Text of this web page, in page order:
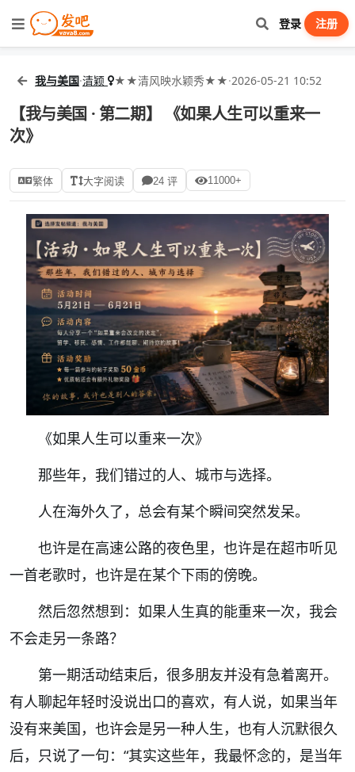
登录 注册
我与美国·清颖 ★★清风映水颖秀★★·2026-05-21 10:52
【我与美国 · 第二期】 《如果人生可以重来一
次》
繁体 大字阅读 24 评 11000+
《如果人生可以重来一次》
那些年，我们错过的人、城市与选择。
人在海外久了，总会有某个瞬间突然发呆。
也许是在高速公路的夜色里，也许是在超市听见
一首老歌时，也许是在某个下雨的傍晚。
然后忽然想到：如果人生真的能重来一次，我会
不会走另一条路？
第一期活动结束后，很多朋友并没有急着离开。
有人聊起年轻时没说出口的喜欢，有人说，如果当年
没有来美国，也许会是另一种人生，也有人沉默很久
后，只说了一句：“其实这些年，我最怀念的，是当年